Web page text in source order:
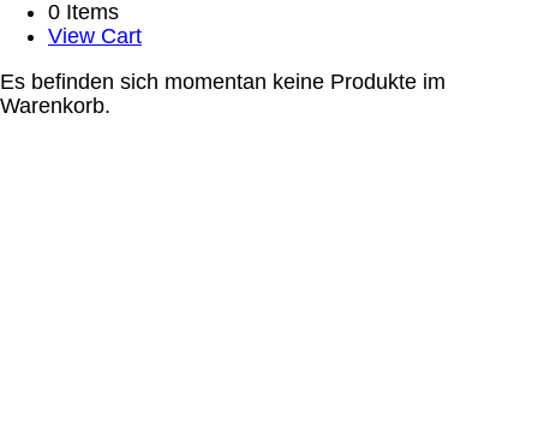
0 Items
View Cart
Es befinden sich momentan keine Produkte im
Warenkorb.